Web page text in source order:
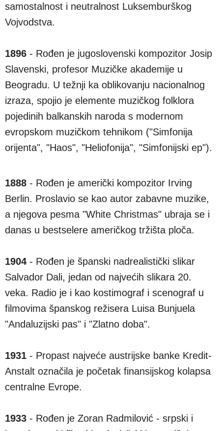
samostalnost i neutralnost Luksemburškog
Vojvodstva.
1896 - Rođen je jugoslovenski kompozitor Josip
Slavenski, profesor Muzičke akademije u
Beogradu. U težnji ka oblikovanju nacionalnog
izraza, spojio je elemente muzičkog folklora
pojedinih balkanskih naroda s modernom
evropskom muzičkom tehnikom ("Simfonija
orijenta", "Haos", "Heliofonija", "Simfonijski ep").
1888 - Rođen je američki kompozitor Irving
Berlin. Proslavio se kao autor zabavne muzike,
a njegova pesma "White Christmas" ubraja se i
danas u bestselere američkog tržišta ploča.
1904 - Rođen je španski nadrealistički slikar
Salvador Dali, jedan od najvećih slikara 20.
veka. Radio je i kao kostimograf i scenograf u
filmovima španskog režisera Luisa Bunjuela
"Andaluzijski pas" i "Zlatno doba".
1931 - Propast najveće austrijske banke Kredit-
Anstalt označila je početak finansijskog kolapsa
centralne Evrope.
1933 - Rođen je Zoran Radmilović - srpski i